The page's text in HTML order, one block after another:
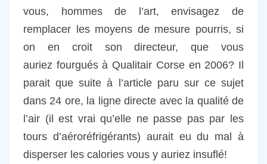
vous, hommes de l’art, envisagez de
remplacer les moyens de mesure pourris, si
on en croit son directeur, que vous
auriez fourgués à Qualitair Corse en 2006? Il
parait que suite à l’article paru sur ce sujet
dans 24 ore, la ligne directe avec la qualité de
l’air (il est vrai qu’elle ne passe pas par les
tours d’aéroréfrigérants) aurait eu du mal à
disperser les calories vous y auriez insuflé!